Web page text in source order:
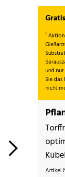
¹
und
Sie
nicht
Artikel